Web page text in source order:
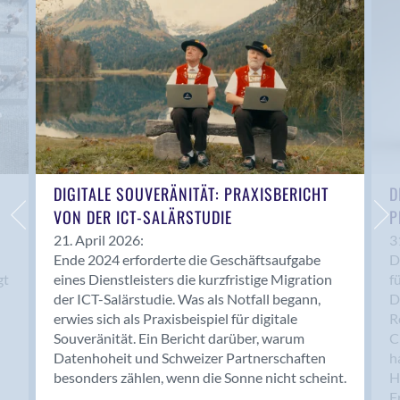
Anwil
Appenzell
Au SG
Baar
Baden
Balsthal
Balzers
Basel
Bassersdorf
Belp
Bendern
Benken (SG)
Bergdietikon
Berlin
Bern
Bern - Liebefeld
DIGITALE SOUVERÄNITÄT: PRAXISBERICHT
VON DER ICT-SALÄRSTUDIE
21. April 2026:
Ende 2024 erforderte die Geschäftsaufgabe
eines Dienstleisters die kurzfristige Migration
der ICT-Salärstudie. Was als Notfall begann,
erwies sich als Praxisbeispiel für digitale
Souveränität. Ein Bericht darüber, warum
Datenhoheit und Schweizer Partnerschaften
besonders zählen, wenn die Sonne nicht scheint.